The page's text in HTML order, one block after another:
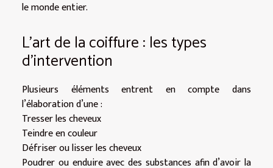
le monde entier.
L’art de la coiffure : les types
d’intervention
Plusieurs éléments entrent en compte dans
l’élaboration d’une :
Tresser les cheveux
Teindre en couleur
Défriser ou lisser les cheveux
Poudrer ou enduire avec des substances afin d’avoir la